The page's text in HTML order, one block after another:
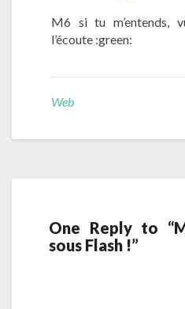
M6 si tu m’entends,
l’écoute :green:
Web
One Reply to
sous Flash !”